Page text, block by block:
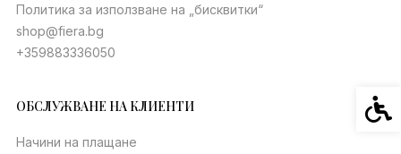
Политика за използване на „бисквитки“
shop@fiera.bg
+359883336050
ОБСЛУЖВАНЕ НА КЛИЕНТИ
Начини на плащане